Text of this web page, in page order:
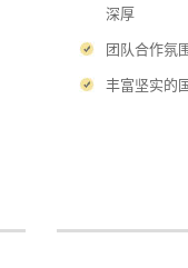
深厚
团队合作氛
丰富坚实的